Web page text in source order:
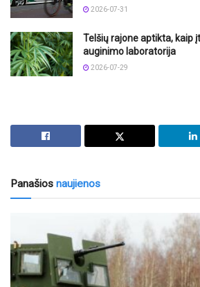
2026-07-31
Telšių rajone aptikta, kaip
auginimo laboratorija
2026-07-29
Panašios naujienos